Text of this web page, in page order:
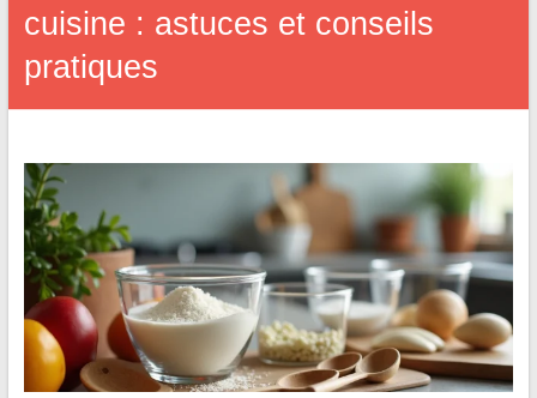
cuisine : astuces et conseils
pratiques